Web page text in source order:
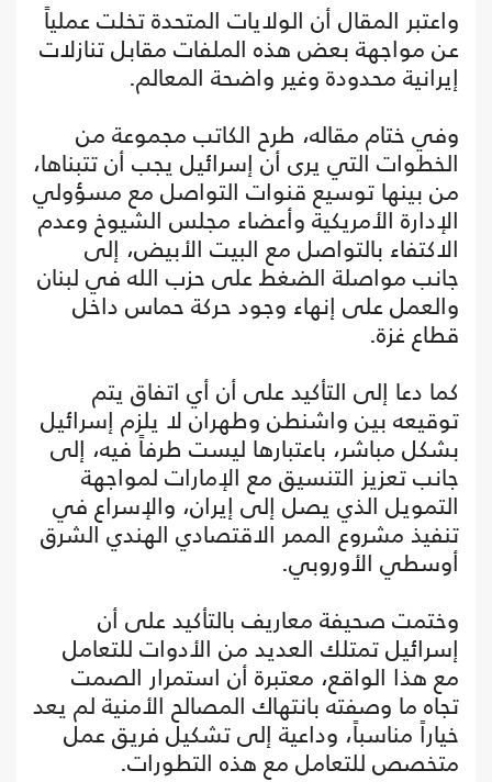
واعتبر المقال أن الولايات المتحدة تخلت عملياً
عن مواجهة بعض هذه الملفات مقابل تنازلات
إيرانية محدودة وغير واضحة المعالم.
وفي ختام مقاله، طرح الكاتب مجموعة من
الخطوات التي يرى أن إسرائيل يجب أن تتبناها،
من بينها توسيع قنوات التواصل مع مسؤولي
الإدارة الأمريكية وأعضاء مجلس الشيوخ وعدم
الاكتفاء بالتواصل مع البيت الأبيض، إلى
جانب مواصلة الضغط على حزب الله في لبنان
والعمل على إنهاء وجود حركة حماس داخل
قطاع غزة.
كما دعا إلى التأكيد على أن أي اتفاق يتم
توقيعه بين واشنطن وطهران لا يلزم إسرائيل
بشكل مباشر، باعتبارها ليست طرفاً فيه، إلى
جانب تعزيز التنسيق مع الإمارات لمواجهة
التمويل الذي يصل إلى إيران، والإسراع في
تنفيذ مشروع الممر الاقتصادي الهندي الشرق
أوسطي الأوروبي.
وختمت صحيفة معاريف بالتأكيد على أن
إسرائيل تمتلك العديد من الأدوات للتعامل
مع هذا الواقع، معتبرة أن استمرار الصمت
تجاه ما وصفته بانتهاك المصالح الأمنية لم يعد
خياراً مناسباً، وداعية إلى تشكيل فريق عمل
متخصص للتعامل مع هذه التطورات.